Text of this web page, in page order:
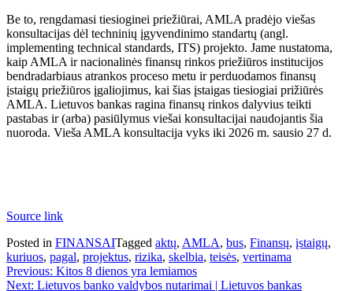
Be to, rengdamasi tiesioginei priežiūrai, AMLA pradėjo viešas
konsultacijas dėl techninių įgyvendinimo standartų (angl.
implementing technical standards, ITS) projekto. Jame nustatoma,
kaip AMLA ir nacionalinės finansų rinkos priežiūros institucijos
bendradarbiaus atrankos proceso metu ir perduodamos finansų
įstaigų priežiūros įgaliojimus, kai šias įstaigas tiesiogiai prižiūrės
AMLA. Lietuvos bankas ragina finansų rinkos dalyvius teikti
pastabas ir (arba) pasiūlymus viešai konsultacijai naudojantis šia
nuoroda. Vieša AMLA konsultacija vyks iki 2026 m. sausio 27 d.
Source link
Posted in FINANSAITagged aktų, AMLA, bus, Finansų, įstaigų,
kuriuos, pagal, projektus, rizika, skelbia, teisės, vertinama
Navigacija
Previous: Kitos 8 dienos yra lemiamos
Next: Lietuvos banko valdybos nutarimai | Lietuvos bankas